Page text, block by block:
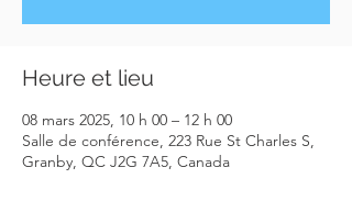
Heure et lieu
08 mars 2025, 10 h 00 – 12 h 00
Salle de conférence, 223 Rue St Charles S,
Granby, QC J2G 7A5, Canada